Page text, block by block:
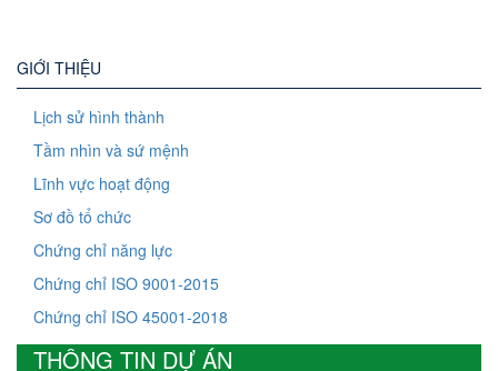
GIỚI THIỆU
Lịch sử hình thành
Tầm nhìn và sứ mệnh
Lĩnh vực hoạt động
Sơ đồ tổ chức
Chứng chỉ năng lực
Chứng chỉ ISO 9001-2015
Chứng chỉ ISO 45001-2018
THÔNG TIN DỰ ÁN